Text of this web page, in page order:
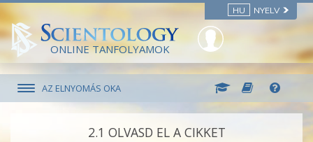
HU NYELV
ONLINE TANFOLYAMOK
AZ ELNYOMÁS OKA
2.‎1 OLVASD EL A CIKKET